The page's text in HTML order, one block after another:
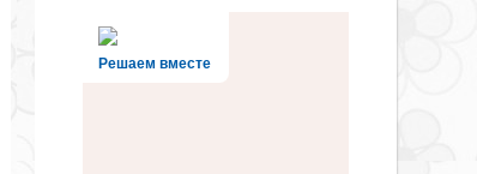
Решаем вместе